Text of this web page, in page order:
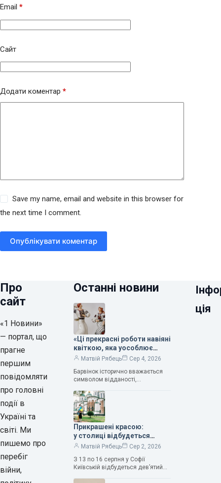
Email *
Сайт
Додати коментар *
Save my name, email and website in this browser for
the next time I comment.
Опублікувати коментар
Про
сайт
«1 Новини»
— портал, що
прагне
першим
повідомляти
про головні
події в
Україні та
світі. Ми
пишемо про
перебіг
війни,
Останні новини
«Ці прекрасні роботи навіяні
квіткою, яка уособлює
нескінченне кохання», —
Людмила Карпінська-
Романюк
Матвій Рябець
Сер 4, 2026
Барвінок історично вважається
символом відданості,
та тривалого подружнього союзу.
Саме тому ця рослина надихала і
продовжує надихати митців на
Прикрашені красою:
у столиці відбудеться
дев’ятий фестиваль
Матвій Рябець
Сер 2, 2026
З 13 по 16 серпня у Софії
Київській відбудеться дев’ятий
ція